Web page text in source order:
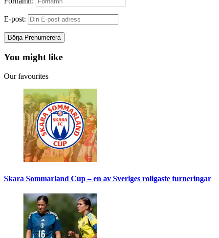
E-post:
You might like
Our favourites
Skara Sommarland Cup – en av Sveriges roligaste turneringar